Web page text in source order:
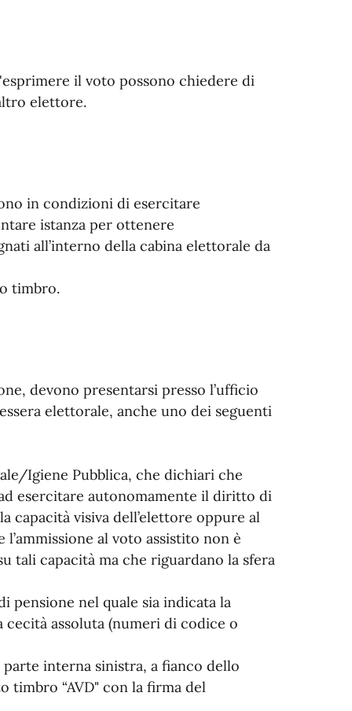
il voto possono chiedere di
elettore.
in condizioni di esercitare
istanza per ottenere
all’interno della cabina elettorale da
timbro.
devono presentarsi presso l’ufficio
elettorale, anche uno dei seguenti
Igiene Pubblica, che dichiari che
esercitare autonomamente il diritto di
capacità visiva dell’elettore oppure al
al voto assistito non è
tali capacità ma che riguardano la sfera
nel quale sia indicata la
assoluta (numeri di codice o
interna sinistra, a fianco dello
timbro “AVD" con la firma del